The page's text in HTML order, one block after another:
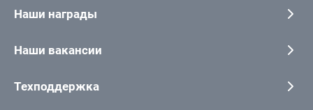
Наши награды
Наши вакансии
Техподдержка